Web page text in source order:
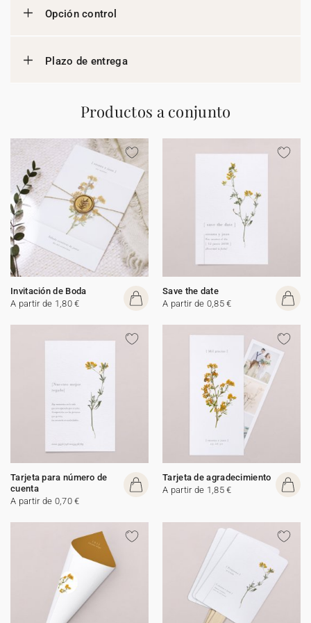
Opción control
Plazo de entrega
Productos a conjunto
Invitación de Boda
A partir de 1,80 €
Save the date
A partir de 0,85 €
Tarjeta para número de
cuenta
A partir de 0,70 €
Tarjeta de agradecimiento
A partir de 1,85 €